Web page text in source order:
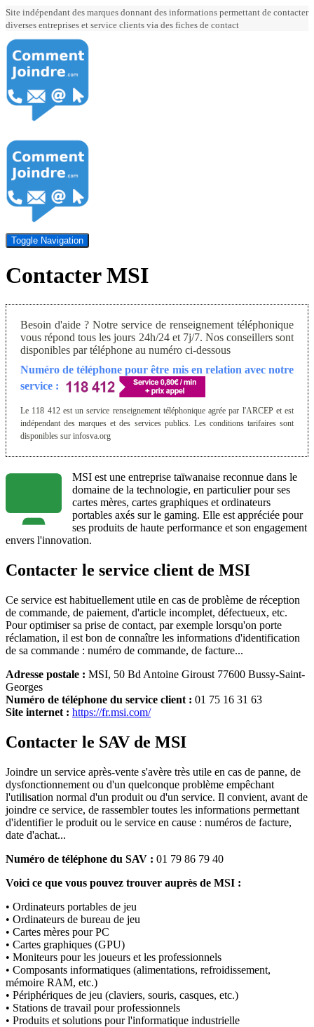
Site indépendant des marques donnant des informations permettant de contacter
diverses entreprises et service clients via des fiches de contact
Toggle Navigation
Contacter MSI
Besoin d'aide ? Notre service de renseignement téléphonique
vous répond tous les jours 24h/24 et 7j/7. Nos conseillers sont
disponibles par téléphone au numéro ci-dessous
Numéro de téléphone pour être mis en relation avec notre
service :
Le 118 412 est un service renseignement téléphonique agrée par l'ARCEP et est
indépendant des marques et des services publics. Les conditions tarifaires sont
disponibles sur infosva.org
MSI est une entreprise taïwanaise reconnue dans le
domaine de la technologie, en particulier pour ses
cartes mères, cartes graphiques et ordinateurs
portables axés sur le gaming. Elle est appréciée pour
ses produits de haute performance et son engagement
envers l'innovation.
Contacter le service client de MSI
Ce service est habituellement utile en cas de problème de réception
de commande, de paiement, d'article incomplet, défectueux, etc.
Pour optimiser sa prise de contact, par exemple lorsqu'on porte
réclamation, il est bon de connaître les informations d'identification
de sa commande : numéro de commande, de facture...
Adresse postale : MSI, 50 Bd Antoine Giroust 77600 Bussy-Saint-
Georges
Numéro de téléphone du service client : 01 75 16 31 63
Site internet : https://fr.msi.com/
Contacter le SAV de MSI
Joindre un service après-vente s'avère très utile en cas de panne, de
dysfonctionnement ou d'un quelconque problème empêchant
l'utilisation normal d'un produit ou d'un service. Il convient, avant de
joindre ce service, de rassembler toutes les informations permettant
d'identifier le produit ou le service en cause : numéros de facture,
date d'achat...
Numéro de téléphone du SAV : 01 79 86 79 40
Voici ce que vous pouvez trouver auprès de MSI :
• Ordinateurs portables de jeu
• Ordinateurs de bureau de jeu
• Cartes mères pour PC
• Cartes graphiques (GPU)
• Moniteurs pour les joueurs et les professionnels
• Composants informatiques (alimentations, refroidissement,
mémoire RAM, etc.)
• Périphériques de jeu (claviers, souris, casques, etc.)
• Stations de travail pour professionnels
• Produits et solutions pour l'informatique industrielle